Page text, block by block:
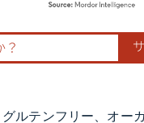
Mordor Intelligence。再利用に
ルテンフリー、オー